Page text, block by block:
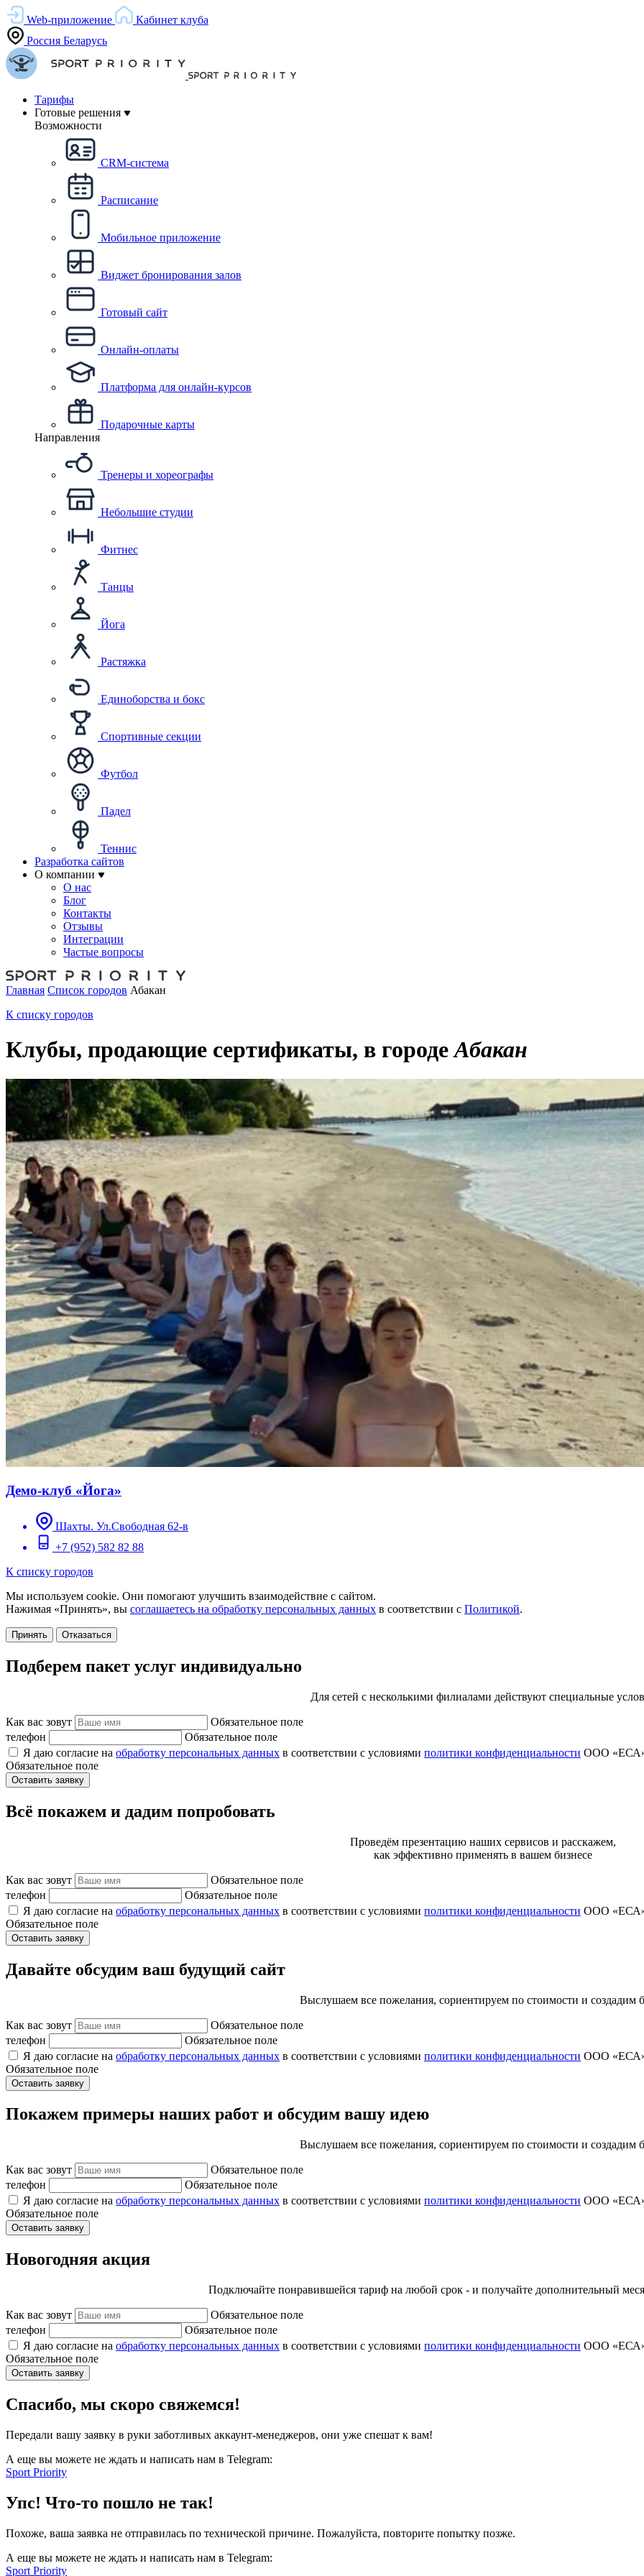
Web-приложение
Кабинет клуба
Россия Беларусь
Тарифы
Готовые решения
Возможности
CRM-система
Расписание
Мобильное приложение
Виджет бронирования залов
Готовый сайт
Онлайн-оплаты
Платформа для онлайн-курсов
Подарочные карты
Направления
Тренеры и хореографы
Небольшие студии
Фитнес
Танцы
Йога
Растяжка
Единоборства и бокс
Спортивные секции
Футбол
Падел
Теннис
Разработка сайтов
О компании
О нас
Блог
Контакты
Отзывы
Интеграции
Частые вопросы
Главная Список городов Абакан
К списку городов
Клубы, продающие сертификаты, в городеАбакан
Демо-клуб «Йога»
Шахты. Ул.Свободная 62-в
+7 (952) 582 82 88
К списку городов
Мы используем cookie. Они помогают улучшить взаимодействие с сайтом.
Нажимая «Принять», вы соглашаетесь на обработку персональных данных в соответствии с Политикой.
Принять Отказаться
Подберем пакет услуг индивидуально
Для сетей с несколькими филиалами действуют специальные
Как вас зовут
Обязательное поле
телефон
Обязательное поле
Я даю согласие на обработку персональных данных в соответствии с условиями политики конфиденциальности ООО
Обязательное поле
Оставить заявку
Всё покажем и дадим попробовать
Проведём презентацию наших сервисов и расскажем,
как эффективно применять в вашем бизнесе
Как вас зовут
Обязательное поле
телефон
Обязательное поле
Я даю согласие на обработку персональных данных в соответствии с условиями политики конфиденциальности ООО
Обязательное поле
Оставить заявку
Давайте обсудим ваш будущий сайт
Выслушаем все пожелания, сориентируем по стоимости и создадим
Как вас зовут
Обязательное поле
телефон
Обязательное поле
Я даю согласие на обработку персональных данных в соответствии с условиями политики конфиденциальности ООО
Обязательное поле
Оставить заявку
Покажем примеры наших работ и обсудим вашу идею
Выслушаем все пожелания, сориентируем по стоимости и создадим
Как вас зовут
Обязательное поле
телефон
Обязательное поле
Я даю согласие на обработку персональных данных в соответствии с условиями политики конфиденциальности ООО
Обязательное поле
Оставить заявку
Новогодняя акция
Подключайте понравившейся тариф на любой срок - и получайте дополнительный
Как вас зовут
Обязательное поле
телефон
Обязательное поле
Я даю согласие на обработку персональных данных в соответствии с условиями политики конфиденциальности ООО
Обязательное поле
Оставить заявку
Спасибо, мы скоро свяжемся!
Передали вашу заявку в руки заботливых аккаунт-менеджеров, они уже спешат к вам!
А еще вы можете не ждать и написать нам в Telegram:
Sport Priority
Упс! Что-то пошло не так!
Похоже, ваша заявка не отправилась по технической причине. Пожалуйста, повторите попытку позже.
А еще вы можете не ждать и написать нам в Telegram:
Sport Priority